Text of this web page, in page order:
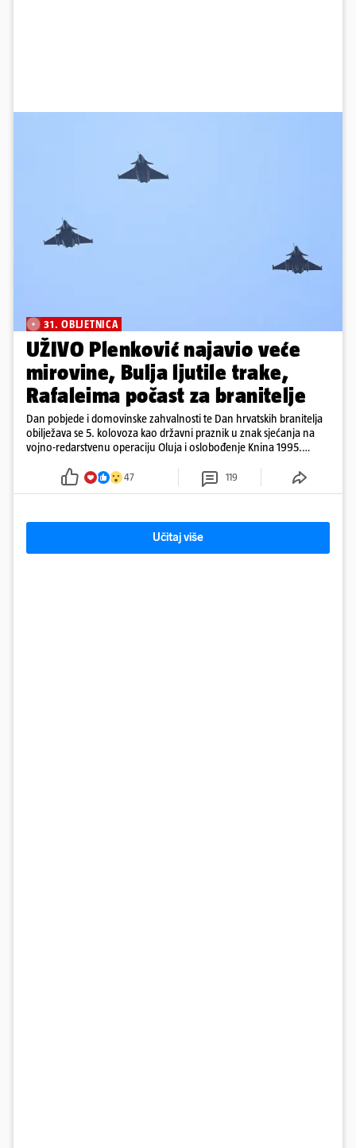
31. OBLJETNICA
UŽIVO Plenković najavio veće
mirovine, Bulja ljutile trake,
Rafaleima počast za branitelje
Dan pobjede i domovinske zahvalnosti te Dan hrvatskih branitelja
obilježava se 5. kolovoza kao državni praznik u znak sjećanja na
vojno-redarstvenu operaciju Oluja i oslobođenje Knina 1995.
47 119
Učitaj više